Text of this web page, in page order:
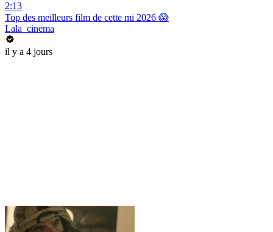
2:13
Top des meilleurs film de cette mi 2026 😱
Lala_cinema
il y a 4 jours